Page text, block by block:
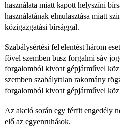
használata miatt kapott helyszíni
használatának elmulasztása miatt
közigazgatási bírsággal.
Szabálysértési feljelentést három
fővel szemben busz forgalmi sáv
forgalomból kivont gépjárművel
szemben szabálytalan rakomány
forgalomból kivont gépjárművel
Az akció során egy férfit engedély
elő az egyenruhások.